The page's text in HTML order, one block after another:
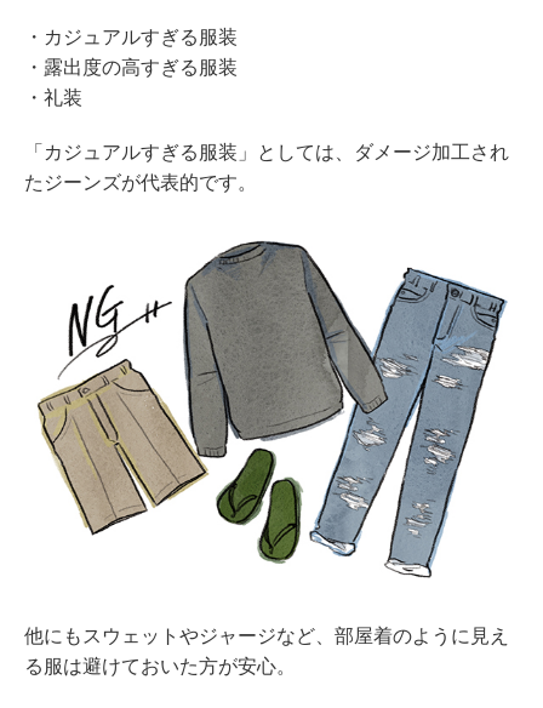
・カジュアルすぎる服装
・露出度の高すぎる服装
・礼装
「カジュアルすぎる服装」としては、ダメージ加工され
たジーンズが代表的です。
他にもスウェットやジャージなど、部屋着のように見え
る服は避けておいた方が安心。